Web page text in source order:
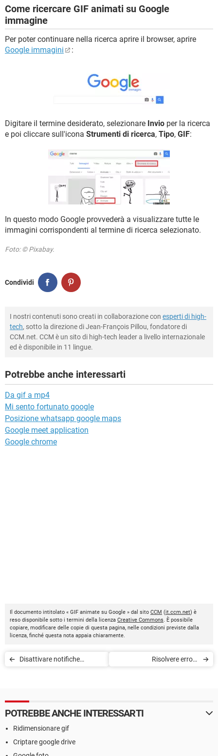
Come ricercare GIF animati su Google
immagine
Per poter continuare nella ricerca aprire il browser, aprire
Google immagini
:
Digitare il termine desiderato, selezionare Invio per la ricerca
e poi cliccare sull'icona Strumenti di ricerca, Tipo, GIF:
In questo modo Google provvederà a visualizzare tutte le
immagini corrispondenti al termine di ricerca selezionato.
Foto: © Pixabay.
Condividi
I nostri contenuti sono creati in collaborazione con esperti di high-
tech, sotto la direzione di Jean-François Pillou, fondatore di
CCM.net. CCM è un sito di high-tech leader a livello internazionale
ed è disponibile in 11 lingue.
Potrebbe anche interessarti
Da gif a mp4
Mi sento fortunato google
Posizione whatsapp google maps
Google meet application
Google chrome
Il documento intitolato « GIF animate su Google » dal sito CCM (it.ccm.net) è
reso disponibile sotto i termini della licenza Creative Commons. È possibile
copiare, modificare delle copie di questa pagina, nelle condizioni previste dalla
licenza, finché questa nota appaia chiaramente.
Disattivare notifiche
Risolvere errore
POTREBBE ANCHE INTERESSARTI
Ridimensionare gif
Criptare google drive